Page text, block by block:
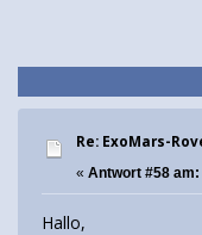
Re: ExoMars-
« Antwort #58 am:
Hallo,